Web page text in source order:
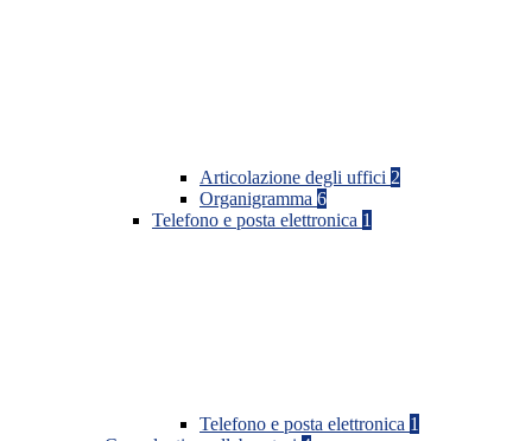
Articolazione degli uffici 2
Organigramma 6
Telefono e posta elettronica 1
Telefono e posta elettronica 1